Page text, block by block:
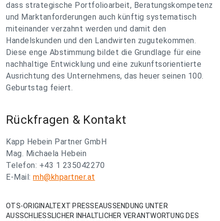
dass strategische Portfolioarbeit, Beratungskompetenz
und Marktanforderungen auch künftig systematisch
miteinander verzahnt werden und damit den
Handelskunden und den Landwirten zugutekommen.
Diese enge Abstimmung bildet die Grundlage für eine
nachhaltige Entwicklung und eine zukunftsorientierte
Ausrichtung des Unternehmens, das heuer seinen 100.
Geburtstag feiert.
Rückfragen & Kontakt
Kapp Hebein Partner GmbH
Mag. Michaela Hebein
Telefon: +43 1 235042270
E-Mail: mh@khpartner.at
OTS-ORIGINALTEXT PRESSEAUSSENDUNG UNTER
AUSSCHLIESSLICHER INHALTLICHER VERANTWORTUNG DES